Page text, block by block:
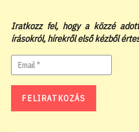
Iratkozz fel, hogy a közzé
írásokról, hírekről első kézből